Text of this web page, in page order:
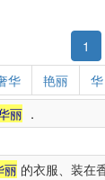
1
华 艳丽 华
丽 ．
丽 的衣服、装在